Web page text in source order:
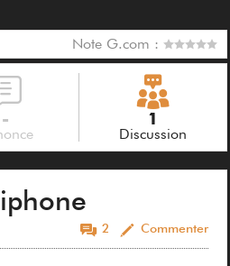
Note G.com :
- 1
Discussion
2 Commenter